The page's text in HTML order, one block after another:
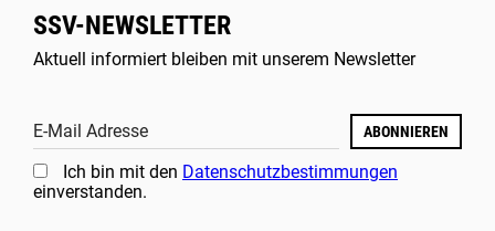
SSV-NEWSLETTER
Aktuell informiert bleiben mit unserem Newsletter
E-Mail Adresse ABONNIEREN
Ich bin mit den Datenschutzbestimmungen
einverstanden.